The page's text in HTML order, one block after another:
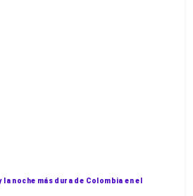
la noche más dura de Colombia en el